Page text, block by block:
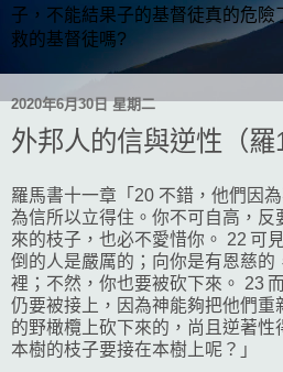
子，不能結果子的基督徒真的危險
救的基督徒嗎?
2020年6月30日 星期二
外邦人的信與逆性（
羅馬書十一章「20 不錯，他們因
為信所以立得住。你不可自高，反
來的枝子，也必不愛惜你。 22 可
倒的人是嚴厲的；向你是有恩慈的
裡；不然，你也要被砍下來。 23
仍要被接上，因為神能夠把他們重
的野橄欖上砍下來的，尚且逆著性
本樹的枝子要接在本樹上呢？」